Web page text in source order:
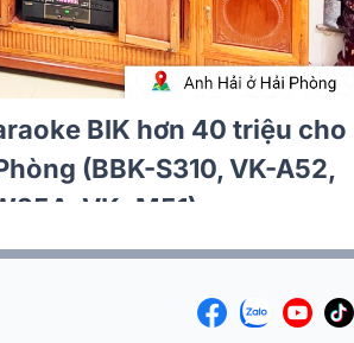
BIK hơn 40 triệu cho
(BBK-S310, VK-A52,
VK- M51)